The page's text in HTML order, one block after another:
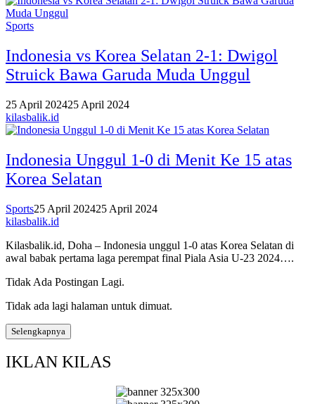
Sports
Indonesia vs Korea Selatan 2-1: Dwigol
Struick Bawa Garuda Muda Unggul
25 April 202425 April 2024
kilasbalik.id
Indonesia Unggul 1-0 di Menit Ke 15 atas
Korea Selatan
Sports25 April 202425 April 2024
kilasbalik.id
Kilasbalik.id, Doha – Indonesia unggul 1-0 atas Korea Selatan di
awal babak pertama laga perempat final Piala Asia U-23 2024….
Tidak Ada Postingan Lagi.
Tidak ada lagi halaman untuk dimuat.
Selengkapnya
IKLAN KILAS